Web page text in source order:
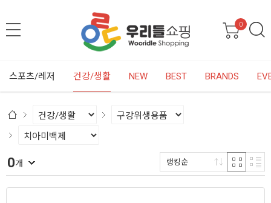
0
스포츠/레저 건강/생활 NEW BEST BRANDS
0개 랭킹순